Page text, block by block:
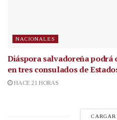
NACIONALES
Diáspora salvadoreña podrá
en tres consulados de
HACE 21 HORAS